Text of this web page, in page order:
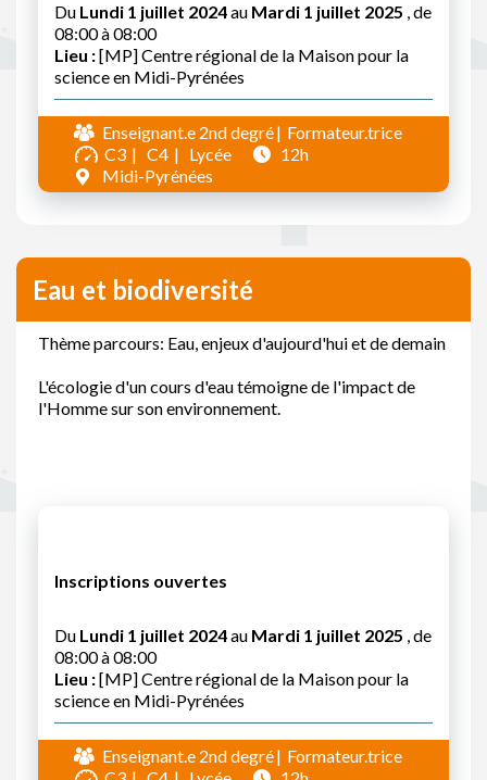
Du Lundi 1 juillet 2024au Mardi 1 juillet 2025 , de
08:00 à 08:00
Lieu :[MP] Centre régional de la Maison pour la
science en Midi-Pyrénées
Enseignant.e 2nd degré
Formateur.trice
C3
C4 Lycée
12h
Midi-Pyrénées
Eau et biodiversité
Thème parcours: Eau, enjeux d'aujourd'hui et de demain
L'écologie d'un cours d'eau témoigne de l'impact de
l'Homme sur son environnement.
Inscriptions ouvertes
Du Lundi 1 juillet 2024au Mardi 1 juillet 2025 , de
08:00 à 08:00
Lieu :[MP] Centre régional de la Maison pour la
science en Midi-Pyrénées
Enseignant.e 2nd degré
Formateur.trice